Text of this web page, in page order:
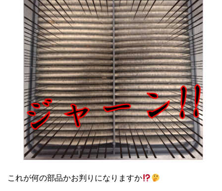
これが何の部品かお判りになりますか